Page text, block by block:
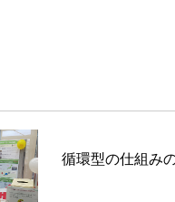
循環型の仕組み